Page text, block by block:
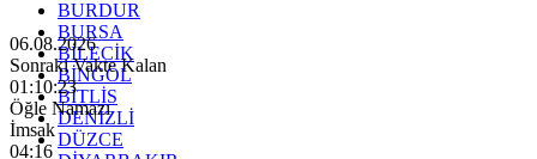
BURDUR
BURSA
BİLECİK
BİNGÖL
BİTLİS
DENİZLİ
DÜZCE
06.08.2026
Sonraki Vakte Kalan
01:10:21
Öğle Namazı
İmsak
04:16